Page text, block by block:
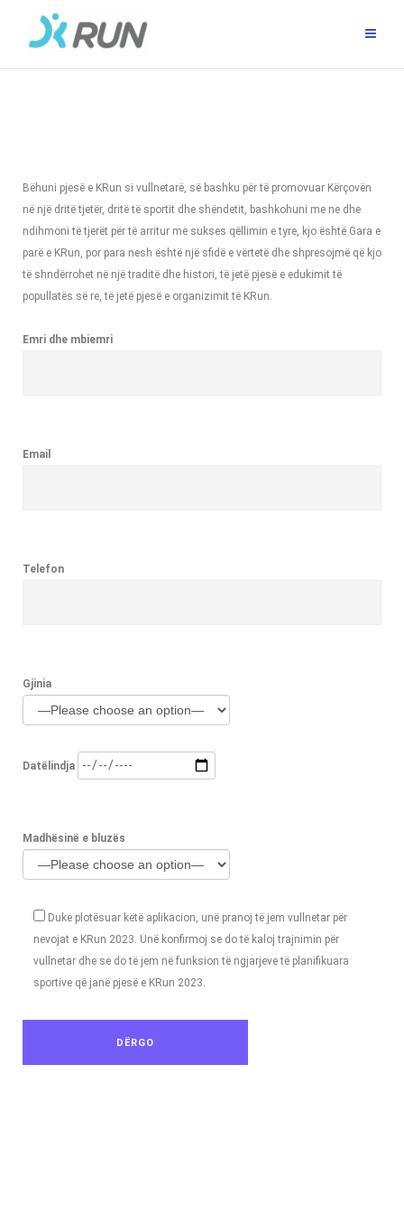
Bëhuni pjesë e KRun si vullnetarë, së bashku për të promovuar Kërçovën
në një dritë tjetër, dritë të sportit dhe shëndetit, bashkohuni me ne dhe
ndihmoni të tjerët për të arritur me sukses qëllimin e tyre, kjo është Gara e
parë e KRun, por para nesh është një sfidë e vërtetë dhe shpresojmë që kjo
të shndërrohet në një traditë dhe histori, të jetë pjesë e edukimit të
popullatës së re, të jetë pjesë e organizimit të KRun.
Emri dhe mbiemri
Email
Telefon
Gjinia
Datëlindja
Madhësinë e bluzës
Duke plotësuar këtë aplikacion, unë pranoj të jem vullnetar për
nevojat e KRun 2023. Unë konfirmoj se do të kaloj trajnimin për
vullnetar dhe se do të jem në funksion të ngjarjeve të planifikuara
sportive që janë pjesë e KRun 2023.